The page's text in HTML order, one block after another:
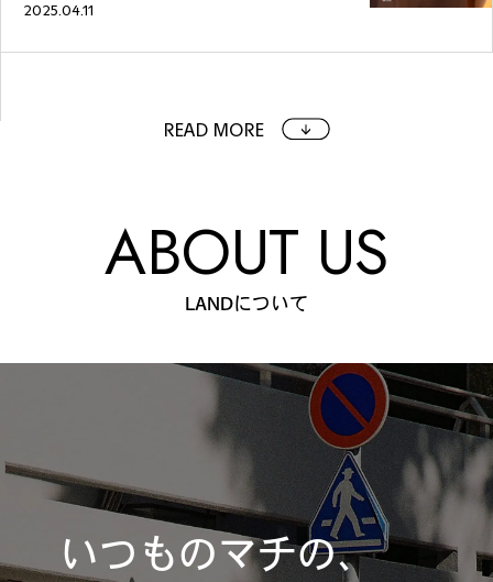
2025.04.11
READ MORE
ABOUT US
LANDについて
いつものマチの、